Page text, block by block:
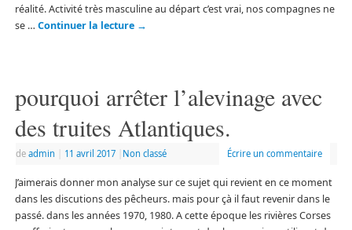
réalité. Activité très masculine au départ c’est vrai, nos compagnes ne
se … Continuer la lecture →
pourquoi arrêter l’alevinage avec
des truites Atlantiques.
de admin 11 avril 2017 Non classé Écrire un commentaire
J’aimerais donner mon analyse sur ce sujet qui revient en ce moment
dans les discutions des pêcheurs. mais pour çà il faut revenir dans le
passé. dans les années 1970, 1980. A cette époque les rivières Corses